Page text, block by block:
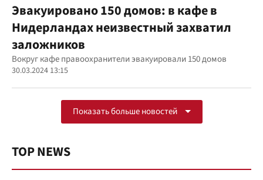
Эвакуировано 150 домов: в кафе в
Нидерландах неизвестный захватил
заложников
Вокруг кафе правоохранители эвакуировали 150 домов
30.03.2024 13:15
Показать больше новостей
TOP NEWS